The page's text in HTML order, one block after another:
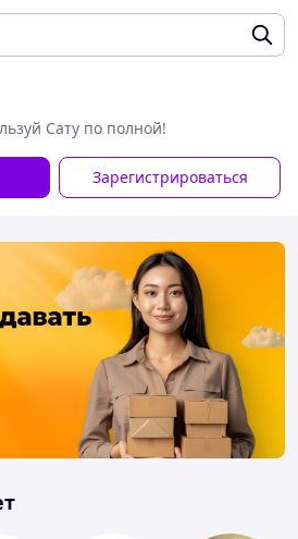
Сату по полной!
Зарегистрироваться